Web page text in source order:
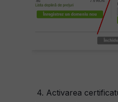
4. Activarea